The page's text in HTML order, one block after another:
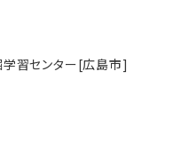
学習センター[広島市]